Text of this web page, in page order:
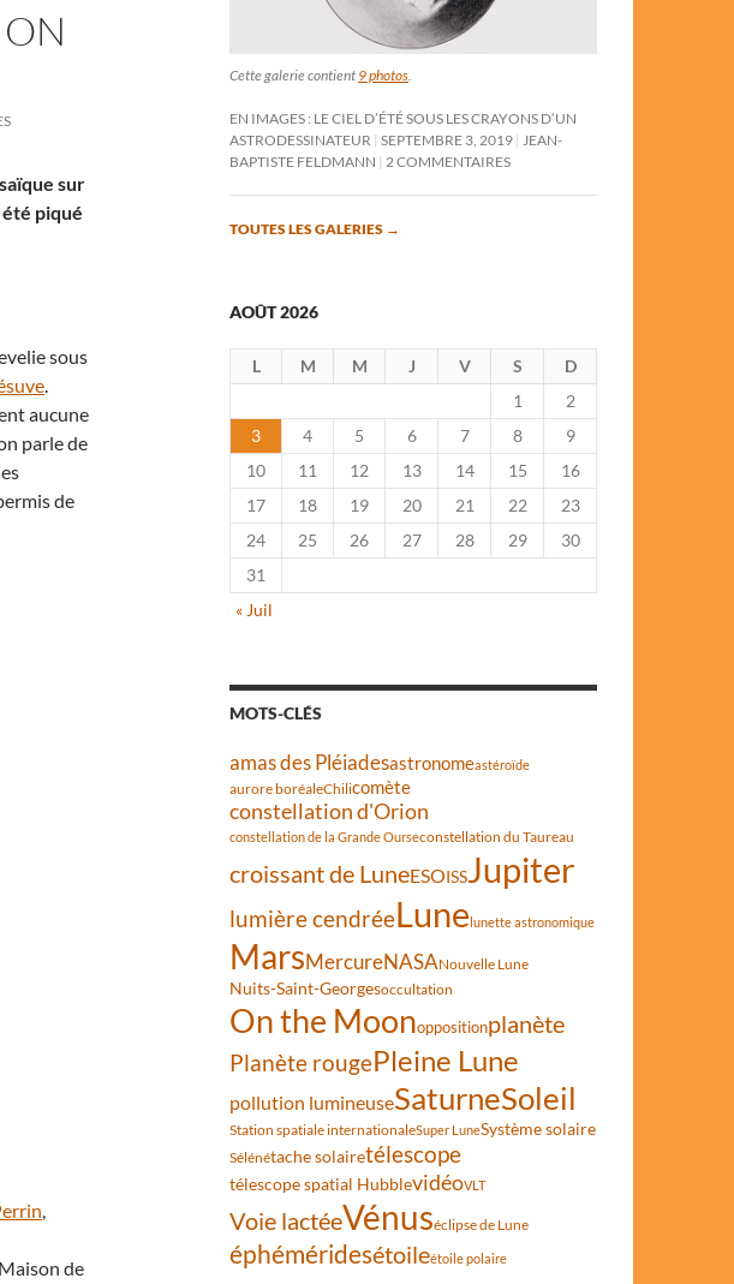
sur
piqué
sous
.
aucune
parle de
de
,
de
Cette galerie contient 9 photos
EN IMAGES : LE CIEL D’ÉTÉ SOUS LES CRAYONS D’UN
ASTRODESSINATEUR SEPTEMBRE 3, 2019
JEAN-
BAPTISTE FELDMANN
2 COMMENTAIRES
TOUTES LES GALERIES →
AOÛT 2026
L M M J V S
D
1
2
3
4 5 6 7 8
9
10
11 12 13 14 15
16
17
18 19 20 21 22
23
24
25 26 27 28 29
30
31
« Juil
MOTS-CLÉS
amas des Pléiadesastronomeastéroïde
aurore boréaleChilicomète
constellation d'Orion
constellation de la Grande Ourseconstellation du Taureau
croissant de LuneESOISSJupiter
lumière cendréeLunelunette astronomique
MarsMercureNASANouvelle Lune
Nuits-Saint-Georgesoccultation
On the Moonoppositionplanète
Planète rougePleine Lune
pollution lumineuseSaturneSoleil
Station spatiale internationaleSuper LuneSystème solaire
Sélénétache solairetélescope
télescope spatial HubblevidéoVLT
Voie lactéeVénuséclipse de Lune
éphéméridesétoileétoile polaire